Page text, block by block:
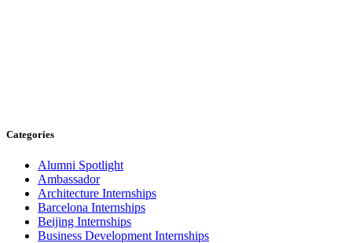
Categories
Alumni Spotlight
Ambassador
Architecture Internships
Barcelona Internships
Beijing Internships
Business Development Internships